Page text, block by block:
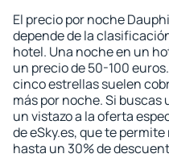
El precio por noche
depende de la
hotel. Una noche en un
un precio de 50-100
cinco estrellas suelen
más por noche. Si
un vistazo a la oferta
de eSky.es, que te
hasta un 30% de